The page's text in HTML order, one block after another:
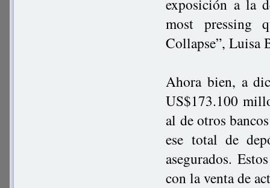
exposición a la
most pressing
Collapse”, Luisa
Ahora bien, a
US$173.100
al de otros
ese total de
asegurados.
con la venta de